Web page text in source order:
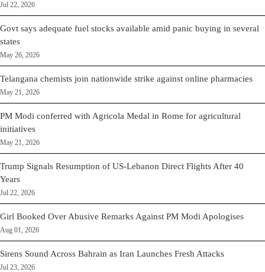
Jul 22, 2026
Govt says adequate fuel stocks available amid panic buying in several
states
May 26, 2026
Telangana chemists join nationwide strike against online pharmacies
May 21, 2026
PM Modi conferred with Agricola Medal in Rome for agricultural
initiatives
May 21, 2026
Trump Signals Resumption of US-Lebanon Direct Flights After 40
Years
Jul 22, 2026
Girl Booked Over Abusive Remarks Against PM Modi Apologises
Aug 01, 2026
Sirens Sound Across Bahrain as Iran Launches Fresh Attacks
Jul 23, 2026